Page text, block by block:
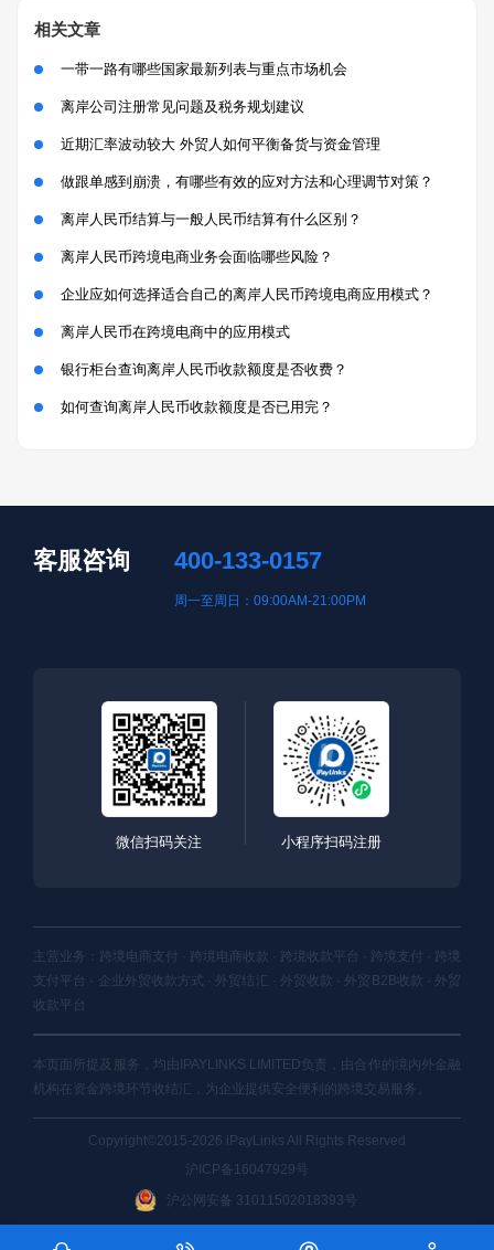
相关文章
一带一路有哪些国家最新列表与重点市场机会
离岸公司注册常见问题及税务规划建议
近期汇率波动较大 外贸人如何平衡备货与资金管理
做跟单感到崩溃，有哪些有效的应对方法和心理调节对策？
离岸人民币结算与一般人民币结算有什么区别？
离岸人民币跨境电商业务会面临哪些风险？
企业应如何选择适合自己的离岸人民币跨境电商应用模式？
离岸人民币在跨境电商中的应用模式
银行柜台查询离岸人民币收款额度是否收费？
如何查询离岸人民币收款额度是否已用完？
客服咨询 400-133-0157
周一至周日：09:00AM-21:00PM
微信扫码关注 小程序扫码注册
主营业务：跨境电商支付 · 跨境电商收款 · 跨境收款平台 · 跨境支付 · 跨境
支付平台 · 企业外贸收款方式 · 外贸结汇 · 外贸收款 · 外贸B2B收款 · 外贸
收款平台
本页面所提及服务，均由IPAYLINKS LIMITED负责，由合作的境内外金融
机构在资金跨境环节收结汇，为企业提供安全便利的跨境交易服务。
Copyright©2015-2026 iPayLinks All Rights Reserved
沪ICP备16047929号
沪公网安备 31011502018393号